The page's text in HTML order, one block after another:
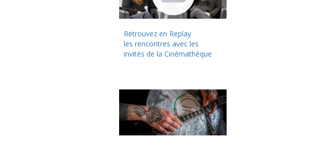
Retrouvez en Replay
les rencontres avec les
invités de la Cinémathèque